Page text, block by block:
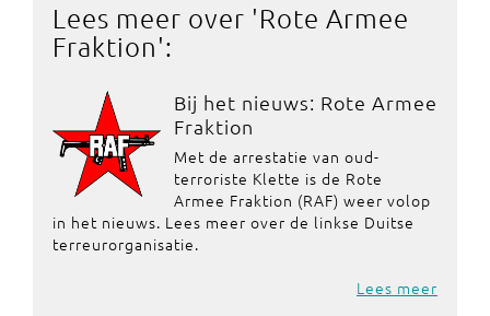
Lees meer over 'Rote Armee
Fraktion':
Bij het nieuws: Rote Armee
Fraktion
Met de arrestatie van oud-
terroriste Klette is de Rote
Armee Fraktion (RAF) weer volop
in het nieuws. Lees meer over de linkse Duitse
terreurorganisatie.
Lees meer